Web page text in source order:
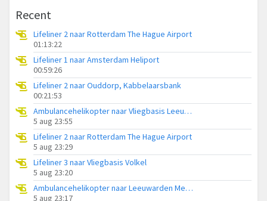
Recent
Lifeliner 2 naar Rotterdam The Hague Airport
01:13:22
Lifeliner 1 naar Amsterdam Heliport
00:59:26
Lifeliner 2 naar Ouddorp, Kabbelaarsbank
00:21:53
Ambulancehelikopter naar Vliegbasis Leeuwarden
5 aug 23:55
Lifeliner 2 naar Rotterdam The Hague Airport
5 aug 23:29
Lifeliner 3 naar Vliegbasis Volkel
5 aug 23:20
Ambulancehelikopter naar Leeuwarden Medical Center Heliport
5 aug 23:17